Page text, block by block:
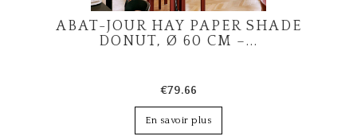
ABAT-JOUR HAY PAPER SHADE
DONUT, Ø 60 CM –...
€79.66
En savoir plus